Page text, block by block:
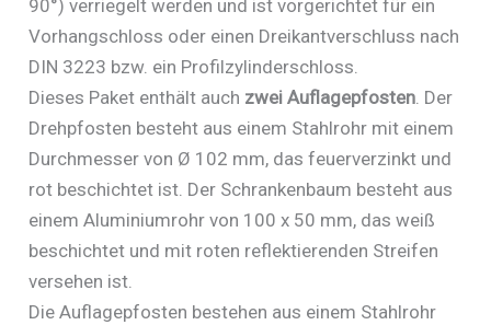
90°) verriegelt werden und ist vorgerichtet für ein
Vorhangschloss oder einen Dreikantverschluss nach
DIN 3223 bzw. ein Profilzylinderschloss.
Dieses Paket enthält auch zwei Auflagepfosten. Der
Drehpfosten besteht aus einem Stahlrohr mit einem
Durchmesser von Ø 102 mm, das feuerverzinkt und
rot beschichtet ist. Der Schrankenbaum besteht aus
einem Aluminiumrohr von 100 x 50 mm, das weiß
beschichtet und mit roten reflektierenden Streifen
versehen ist.
Die Auflagepfosten bestehen aus einem Stahlrohr